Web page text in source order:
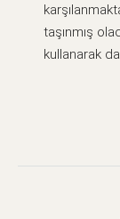
taşınmış
kullanarak